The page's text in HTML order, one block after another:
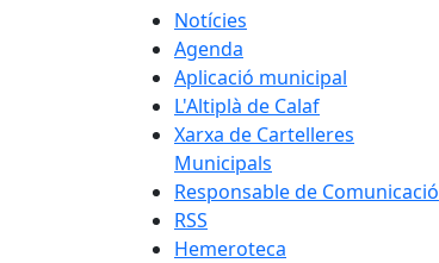
Notícies
Agenda
Aplicació municipal
L'Altiplà de Calaf
Xarxa de Cartelleres
Municipals
Responsable de Comunicació
RSS
Hemeroteca